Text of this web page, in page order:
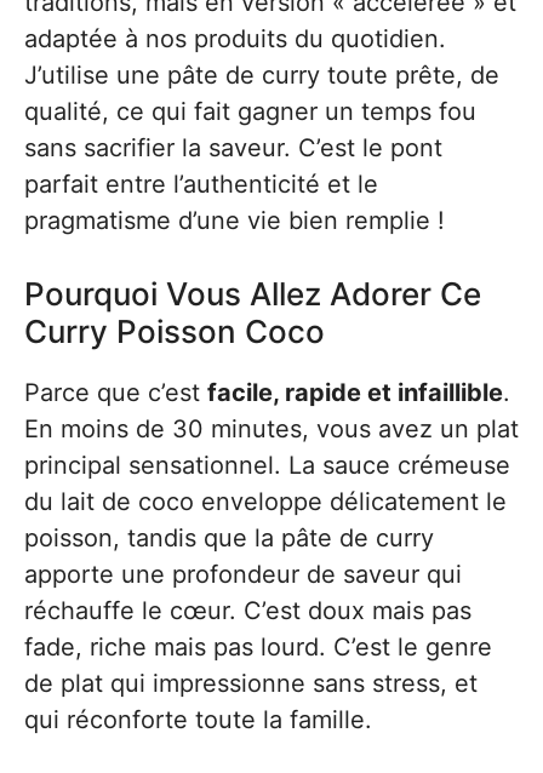
adaptée à nos produits du quotidien.
J’utilise une pâte de curry toute prête, de
qualité, ce qui fait gagner un temps fou
sans sacrifier la saveur. C’est le pont
parfait entre l’authenticité et le
pragmatisme d’une vie bien remplie !
Pourquoi Vous Allez Adorer Ce
Curry Poisson Coco
Parce que c’est facile, rapide et infaillible.
En moins de 30 minutes, vous avez un plat
principal sensationnel. La sauce crémeuse
du lait de coco enveloppe délicatement le
poisson, tandis que la pâte de curry
apporte une profondeur de saveur qui
réchauffe le cœur. C’est doux mais pas
fade, riche mais pas lourd. C’est le genre
de plat qui impressionne sans stress, et
qui réconforte toute la famille.